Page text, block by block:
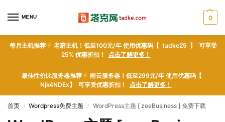
MENU 0
每月主机推荐
老薜主机！低至100元/年 使用优惠码【 tadke25 】 可享受
25% 优惠折扣！ 点击了解更多！
最佳性价比服务器推荐
雨云服务器！低至299元/年 使用优惠码【
Njk4NDEx】 可享受优惠折扣！ 点击了解更多！
首页 / Wordpress免费主题 / WordPress主题 [ zeeBusiness ] 免费下载